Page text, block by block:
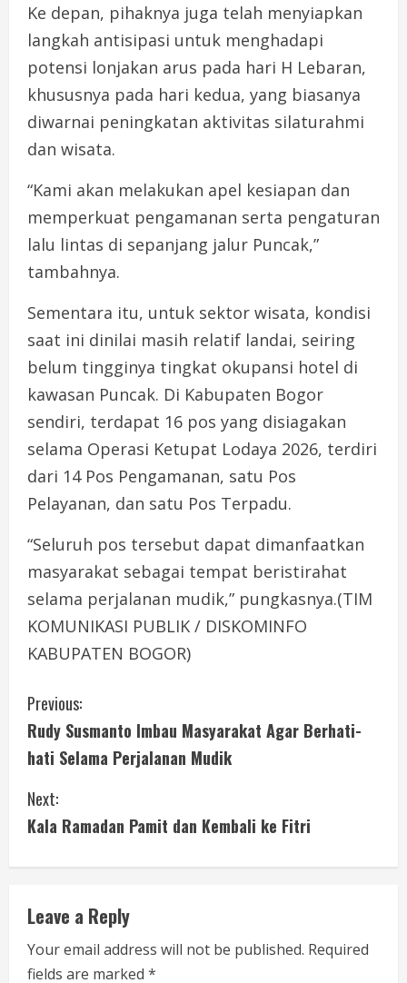
Ke depan, pihaknya juga telah menyiapkan
langkah antisipasi untuk menghadapi
potensi lonjakan arus pada hari H Lebaran,
khususnya pada hari kedua, yang biasanya
diwarnai peningkatan aktivitas silaturahmi
dan wisata.
“Kami akan melakukan apel kesiapan dan
memperkuat pengamanan serta pengaturan
lalu lintas di sepanjang jalur Puncak,”
tambahnya.
Sementara itu, untuk sektor wisata, kondisi
saat ini dinilai masih relatif landai, seiring
belum tingginya tingkat okupansi hotel di
kawasan Puncak. Di Kabupaten Bogor
sendiri, terdapat 16 pos yang disiagakan
selama Operasi Ketupat Lodaya 2026, terdiri
dari 14 Pos Pengamanan, satu Pos
Pelayanan, dan satu Pos Terpadu.
“Seluruh pos tersebut dapat dimanfaatkan
masyarakat sebagai tempat beristirahat
selama perjalanan mudik,” pungkasnya.(TIM
KOMUNIKASI PUBLIK / DISKOMINFO
KABUPATEN BOGOR)
C
o
n
t
i
n
u
e
Previous:
Rudy Susmanto Imbau Masyarakat Agar Berhati-
hati Selama Perjalanan Mudik
Next:
Kala Ramadan Pamit dan Kembali ke Fitri
Leave a Reply
Your email address will not be published. Required
fields are marked *